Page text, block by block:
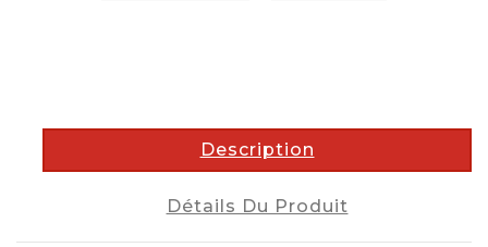
Description
Détails Du Produit